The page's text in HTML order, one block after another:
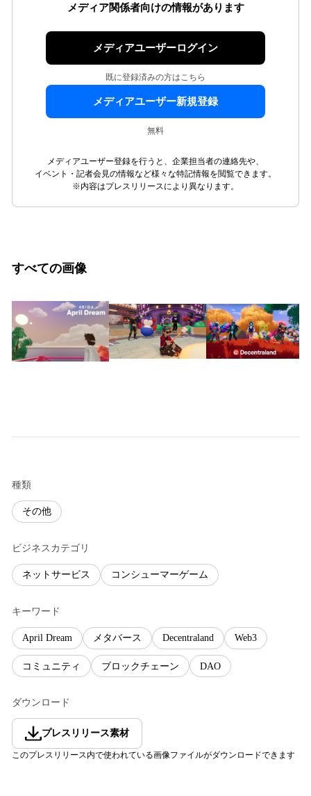
メディア関係者向けの情報があります
メディアユーザーログイン
既に登録済みの方はこちら
メディアユーザー新規登録
無料
メディアユーザー登録を行うと、企業担当者の連絡先や、
イベント・記者会見の情報など様々な特記情報を閲覧できます。
※内容はプレスリリースにより異なります。
すべての画像
種類
その他
ビジネスカテゴリ
ネットサービス コンシューマーゲーム
キーワード
April Dream メタバース Decentraland Web3
コミュニティ ブロックチェーン DAO
ダウンロード
プレスリリース素材
このプレスリリース内で使われている画像ファイルがダウンロードできます